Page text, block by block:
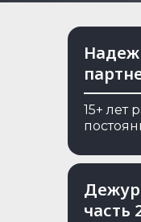
15+ лет
часть